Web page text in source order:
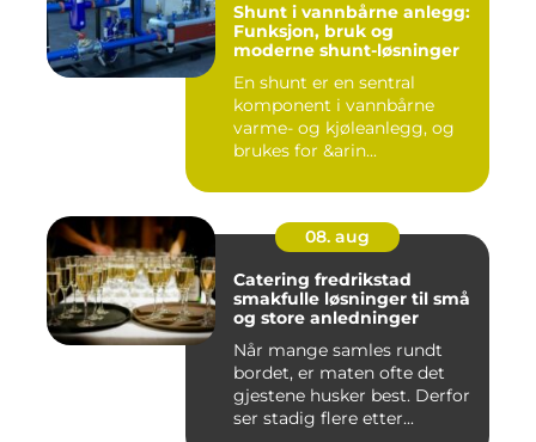
Shunt i vannbårne anlegg:
Funksjon, bruk og
moderne shunt-løsninger
En shunt er en sentral
komponent i vannbårne
varme- og kjøleanlegg, og
brukes for &arin...
08. aug
Catering fredrikstad
smakfulle løsninger til små
og store anledninger
Når mange samles rundt
bordet, er maten ofte det
gjestene husker best. Derfor
ser stadig flere etter...